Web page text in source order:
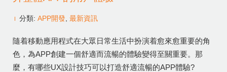
分類: APP開發 最新資訊
隨着移動應用程式在大眾日常生活中扮演着愈來愈重要的角
色，為APP創建一個舒適而流暢的體驗變得至關重要。那
麼，有哪些UX設計技巧可以打造舒適流暢的APP體驗?